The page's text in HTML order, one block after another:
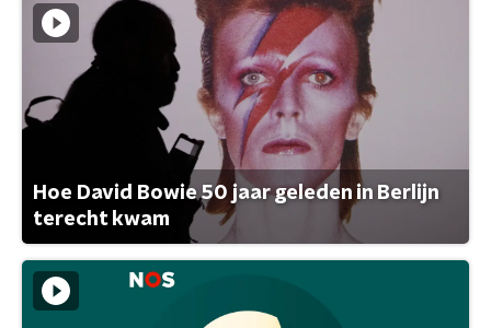
Hoe David Bowie 50 jaar geleden in Berlijn
terecht kwam